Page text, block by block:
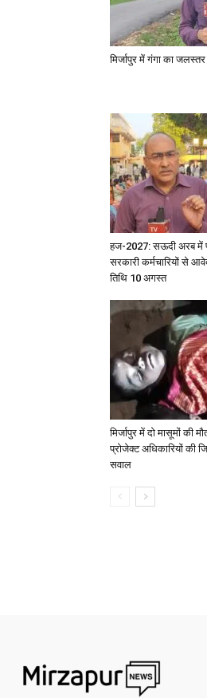
मिर्जापुर में गंगा का जलस्तर
हज-2027: सऊदी अरब में
सरकारी कर्मचारियों से
तिथि 10 अगस्त
मिर्जापुर में दो मासूमों की
प्रोजेक्ट अधिकारियों की
सवाल